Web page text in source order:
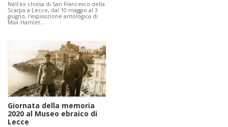
Nell'ex chiesa di San Francesco della
Scarpa a Lecce, dal 10 maggio al 3
giugno, l'esposizione antologica di
Max Hamlet…
Giornata della memoria
2020 al Museo ebraico di
Lecce